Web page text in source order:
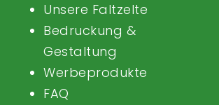
Unsere Faltzelte
Bedruckung &
Gestaltung
Werbeprodukte
FAQ